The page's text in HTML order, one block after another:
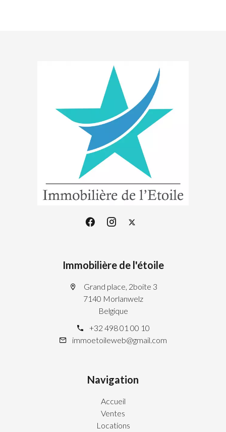
Immobilière de l'étoile
Grand place, 2boite 3
7140 Morlanwelz
Belgique
+32 498 01 00 10
immoetoileweb@gmail.com
Navigation
Accueil
Ventes
Locations